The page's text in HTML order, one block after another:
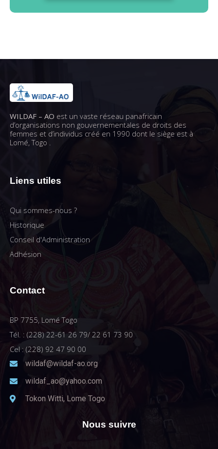
WILDAF – AO est un vaste réseau panafricain
d’organisations non gouvernementales de droits des
femmes et d’individus créé en 1990 dont le siège est à
Lomé, Togo .
Liens utiles
Qui sommes-nous ?
Historique
Conseil d'Administration
Adhésion
Contact
BP 7755, Lomé Togo
Tél. : (228) 22-61 26 79/ 22 61 73 90
Cel : (228) 92 47 90 00
wildaf@wildaf-ao.org
wildaf_ao@yahoo.com
Tokon Witti, Lome Togo
Nous suivre